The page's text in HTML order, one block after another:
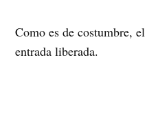
Como es de costumbre,
entrada liberada.